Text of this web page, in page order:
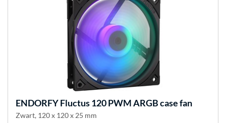
ENDORFYFluctus 120 PWM ARGB case fan
Zwart, 120 x 120 x 25 mm